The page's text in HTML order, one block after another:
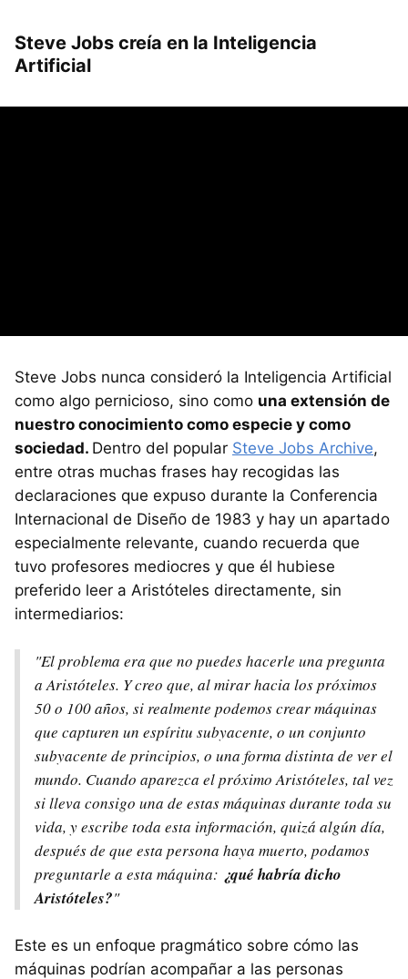
Steve Jobs creía en la Inteligencia
Artificial
Steve Jobs nunca consideró la Inteligencia Artificial
como algo pernicioso, sino como una extensión de
nuestro conocimiento como especie y como
sociedad. Dentro del popular Steve Jobs Archive,
entre otras muchas frases hay recogidas las
declaraciones que expuso durante la Conferencia
Internacional de Diseño de 1983 y hay un apartado
especialmente relevante, cuando recuerda que
tuvo profesores mediocres y que él hubiese
preferido leer a Aristóteles directamente, sin
intermediarios:
"El problema era que no puedes hacerle una pregunta
a Aristóteles. Y creo que, al mirar hacia los próximos
50 o 100 años, si realmente podemos crear máquinas
que capturen un espíritu subyacente, o un conjunto
subyacente de principios, o una forma distinta de ver el
mundo. Cuando aparezca el próximo Aristóteles, tal vez
si lleva consigo una de estas máquinas durante toda su
vida, y escribe toda esta información, quizá algún día,
después de que esta persona haya muerto, podamos
preguntarle a esta máquina: ¿qué habría dicho
Aristóteles?"
Este es un enfoque pragmático sobre cómo las
máquinas podrían acompañar a las personas